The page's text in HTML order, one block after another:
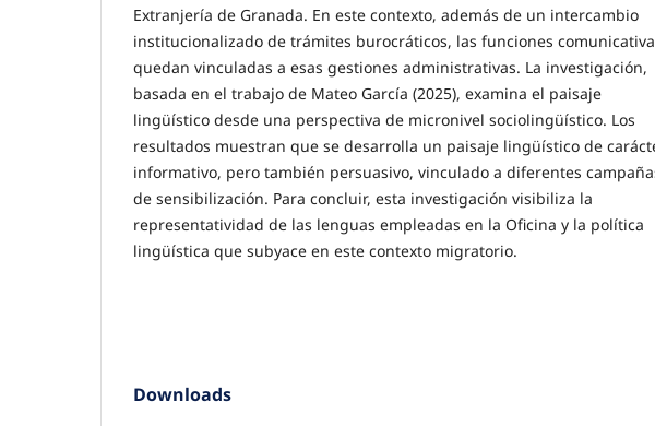
Extranjería de Granada. En este contexto, además de un intercambio
institucionalizado de trámites burocráticos, las funciones
quedan vinculadas a esas gestiones administrativas. La investigación,
basada en el trabajo de Mateo García (2025), examina el paisaje
lingüístico desde una perspectiva de micronivel sociolingüístico. Los
resultados muestran que se desarrolla un paisaje lingüístico de
informativo, pero también persuasivo, vinculado a diferentes
de sensibilización. Para concluir, esta investigación visibiliza la
representatividad de las lenguas empleadas en la Oficina y la política
lingüística que subyace en este contexto migratorio.
Downloads